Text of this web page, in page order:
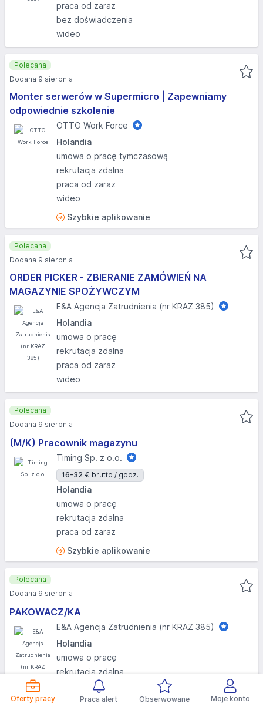
Oferty pracy Praca alert Obserwowane Moje konto
praca od zaraz
bez doświadczenia
wideo
Monter serwerów w Supermicro | Zapewniamy
odpowiednie szkolenie
OTTO Work Force
Holandia
umowa o pracę tymczasową
rekrutacja zdalna
praca od zaraz
wideo
Szybkie aplikowanie
Polecana
Dodana 9 sierpnia
ORDER PICKER - ZBIERANIE ZAMÓWIEŃ NA
MAGAZYNIE SPOŻYWCZYM
E&A Agencja Zatrudnienia (nr KRAZ 385)
Holandia
umowa o pracę
rekrutacja zdalna
praca od zaraz
wideo
Polecana
Dodana 9 sierpnia
(M/K) Pracownik magazynu
Timing Sp. z o.o.
16-32 € brutto / godz.
Holandia
umowa o pracę
rekrutacja zdalna
praca od zaraz
Szybkie aplikowanie
Polecana
Dodana 9 sierpnia
PAKOWACZ/KA
E&A Agencja Zatrudnienia (nr KRAZ 385)
Holandia
umowa o pracę
rekrutacja zdalna
praca od zaraz
bez doświadczenia
Polecana
Dodana 9 sierpnia